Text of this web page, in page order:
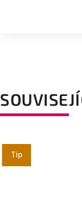
Tip